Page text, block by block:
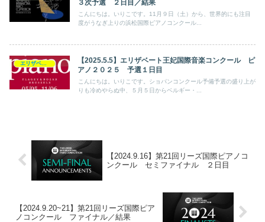
３次予選 ２日目／結果
こんにちは。いりこです。11月９日（土）から、世界的にも注目
度がうなぎ上りの浜松国際ピアノコンクール...
【2025.5.5】エリザベート王妃国際音楽コンクール ピ
アノ２０２５ 予選１日目
こんにちは。いりこです。ショパンコンクール予備予選の盛り上が
りも冷めやらぬ中、５月５日からベルギー・...
【2024.9.16】第21回リーズ国際ピアノコ
ンクール セミファイナル ２日目
【2024.9.20~21】第21回リーズ国際ピア
ノコンクール ファイナル／結果